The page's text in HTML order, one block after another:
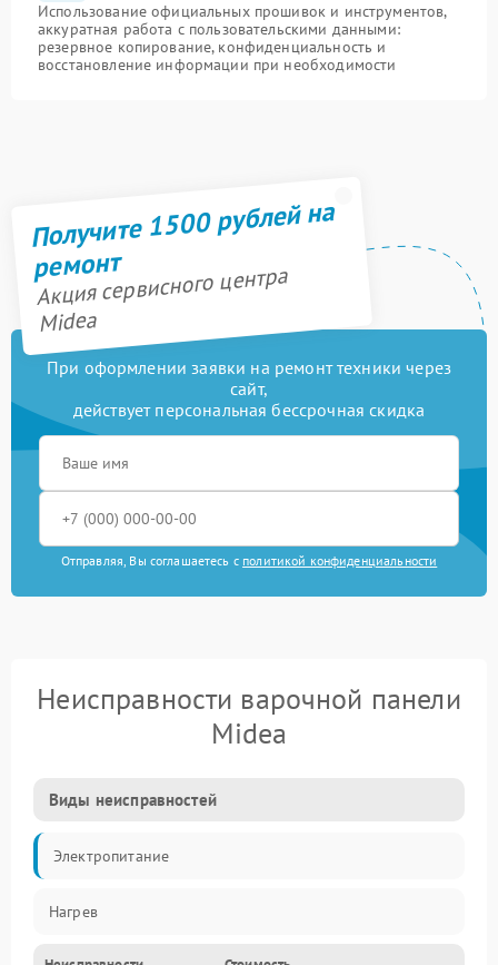
Использование официальных прошивок и инструментов,
аккуратная работа с пользовательскими данными:
резервное копирование, конфиденциальность и
восстановление информации при необходимости
Получите 1500 рублей на
ремонт
Акция сервисного центра
Midea
При оформлении заявки на ремонт техники через
сайт,
действует персональная бессрочная скидка
Отправляя, Вы соглашаетесь с политикой конфиденциальности
Неисправности варочной панели
Midea
Виды неисправностей
Электропитание
Нагрев